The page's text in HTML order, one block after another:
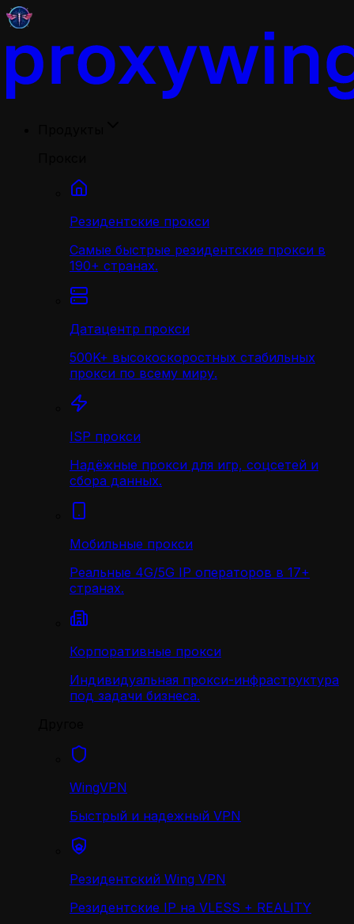
Резидентские прокси
Самые быстрые резидентские прокси в
190+ странах.
Датацентр прокси
500K+ высокоскоростных стабильных
прокси по всему миру.
ISP прокси
Надёжные прокси для игр, соцсетей и
сбора данных.
Мобильные прокси
Реальные 4G/5G IP операторов в 17+
странах.
Корпоративные прокси
Индивидуальная прокси-инфраструктура
под задачи бизнеса.
WingVPN
Быстрый и надежный VPN
Резидентский Wing VPN
Резидентские IP на VLESS + REALITY